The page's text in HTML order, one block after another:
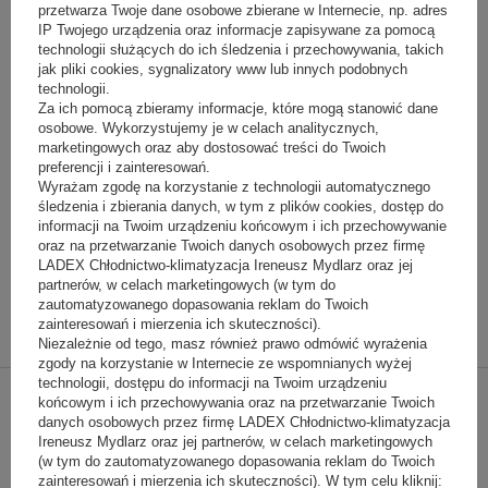
Pliki do pobrania
Film produktowy
Karta katalogowa
Instrukcja montażu - zabudowa własna
Zabudowa indywidualna - wytyczne
Dodatki
komplet kół - wersje jezdne
395,00 zł (netto)
Oświetlenie LED dla wszystkich półek lad
cukierniczych
650,00 zł (netto)
przetwarza Twoje dane osobowe zbierane w Internecie, np. adres
IP Twojego urządzenia oraz informacje zapisywane za pomocą
technologii służących do ich śledzenia i przechowywania, takich
jak pliki cookies, sygnalizatory www lub innych podobnych
technologii.
Za ich pomocą zbieramy informacje, które mogą stanowić dane
osobowe. Wykorzystujemy je w celach analitycznych,
marketingowych oraz aby dostosować treści do Twoich
preferencji i zainteresowań.
Wyrażam zgodę na korzystanie z technologii automatycznego
śledzenia i zbierania danych, w tym z plików cookies, dostęp do
informacji na Twoim urządzeniu końcowym i ich przechowywanie
oraz na przetwarzanie Twoich danych osobowych przez firmę
LADEX Chłodnictwo-klimatyzacja Ireneusz Mydlarz oraz jej
partnerów, w celach marketingowych (w tym do
zautomatyzowanego dopasowania reklam do Twoich
zainteresowań i mierzenia ich skuteczności).
Niezależnie od tego, masz również prawo odmówić wyrażenia
zgody na korzystanie w Internecie ze wspomnianych wyżej
technologii, dostępu do informacji na Twoim urządzeniu
końcowym i ich przechowywania oraz na przetwarzanie Twoich
danych osobowych przez firmę LADEX Chłodnictwo-klimatyzacja
Ireneusz Mydlarz oraz jej partnerów, w celach marketingowych
(w tym do zautomatyzowanego dopasowania reklam do Twoich
zainteresowań i mierzenia ich skuteczności). W tym celu kliknij: